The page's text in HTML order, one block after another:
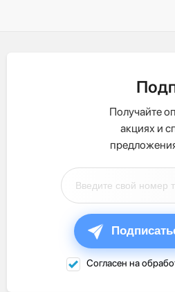
Получайте
акциях и
Согласен на